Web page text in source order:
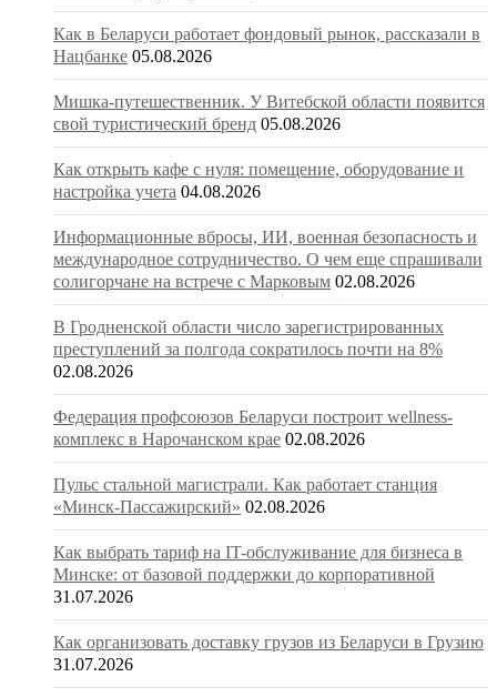
Как в Беларуси работает фондовый рынок, рассказали в
Нацбанке 05.08.2026
Мишка-путешественник. У Витебской области появится
свой туристический бренд 05.08.2026
Как открыть кафе с нуля: помещение, оборудование и
настройка учета 04.08.2026
Информационные вбросы, ИИ, военная безопасность и
международное сотрудничество. О чем еще спрашивали
солигорчане на встрече с Марковым 02.08.2026
В Гродненской области число зарегистрированных
преступлений за полгода сократилось почти на 8%
02.08.2026
Федерация профсоюзов Беларуси построит wellness-
комплекс в Нарочанском крае 02.08.2026
Пульс стальной магистрали. Как работает станция
«Минск-Пассажирский» 02.08.2026
Как выбрать тариф на IT-обслуживание для бизнеса в
Минске: от базовой поддержки до корпоративной
31.07.2026
Как организовать доставку грузов из Беларуси в Грузию
31.07.2026